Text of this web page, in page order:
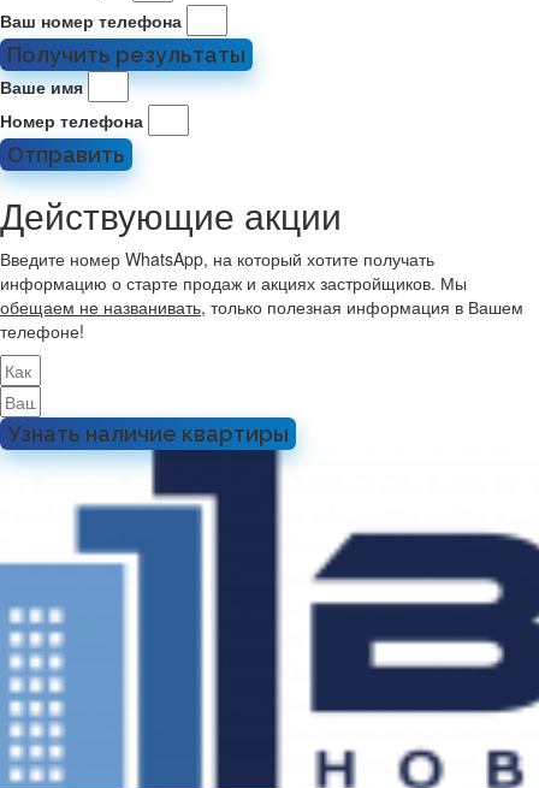
Ваш номер телефона
Получить результаты
Ваше имя
Номер телефона
Отправить
Действующие акции
Введите номер WhatsApp, на который хотите получать
информацию о старте продаж и акциях застройщиков. Мы
обещаем не названивать, только полезная информация в Вашем
телефоне!
Узнать наличие квартиры